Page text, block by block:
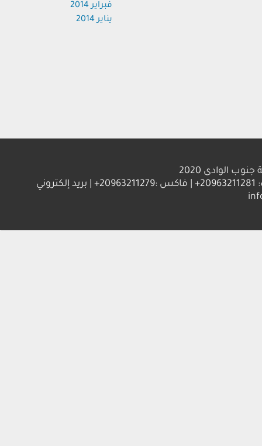
فبراير 2014
يناير 2014
2020
العنوان : جامعة جنوب الوادي 83523 قنا - جمهورية مصر العربية | ت: 20963211281+ | فاكس :20963211279+ | بريد إلكتروني